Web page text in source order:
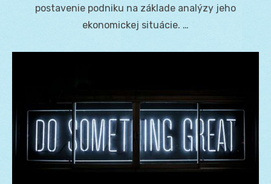
postavenie podniku na základe analýzy jeho
ekonomickej situácie. …